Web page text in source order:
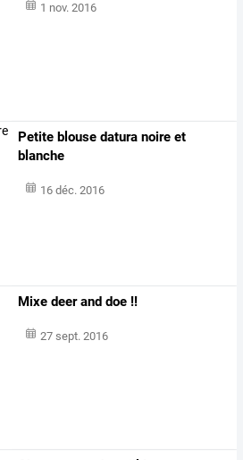
1 nov. 2016
Petite blouse datura noire et
blanche
16 déc. 2016
Mixe deer and doe !!
27 sept. 2016